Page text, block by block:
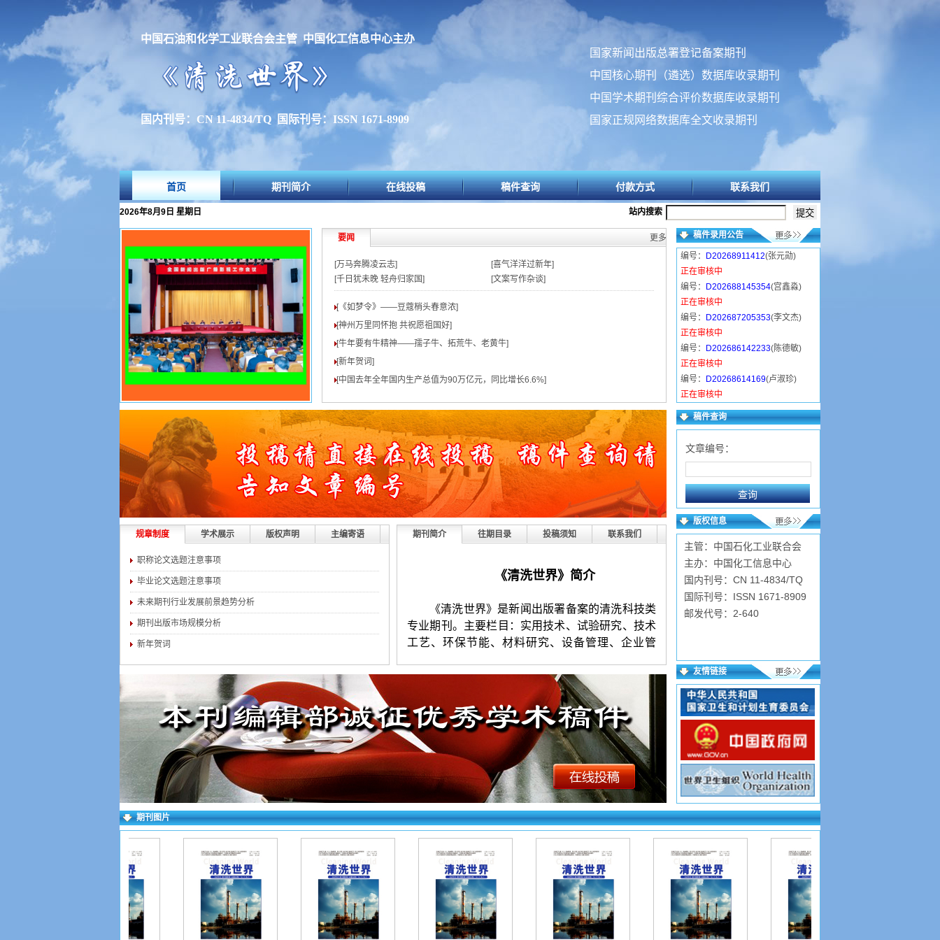
中国石油和化学工业联合会主管 中国化工信息中心主办
国内刊号：CN 11-4834/TQ 国际刊号：ISSN 1671-8909
国家新闻出版总署登记备案期刊
中国核心期刊（遴选）数据库收录期刊
中国学术期刊综合评价数据库收录期刊
国家正规网络数据库全文收录期刊
首页 期刊简介 在线投稿 稿件查询 付款方式 联系我们
2026年8月9日 星期日 站内搜索
要闻 更多>>
[万马奔腾凌云志]
[喜气洋洋过新年]
[千日犹未晚 轻舟归家国]
[文案写作杂谈]
[《如梦令》——豆蔻梢头春意浓]
[神州万里同怀抱 共祝愿祖国好]
[牛年要有牛精神——孺子牛、拓荒牛、老黄牛]
[新年贺词]
[中国去年全年国内生产总值为90万亿元，同比增长6.6%]
稿件录用公告
编号： D20268911412(张元勋)
正在审核中
编号：
D202688145354(宫鑫淼)
正在审核中
编号：
D202687205353(李文杰)
正在审核中
编号：
D202686142233(陈德敏)
正在审核中
编号：
D20268614169(卢淑珍)
正在审核中
编号：D202685213010(汪舒仪)
正在审核中
已录用
已录用
编号：D202684153942(卫东丽)
正在审核中
编号：D202684124721(常金萍)
已录用
稿件查询
文章编号：
规章制度 学术展示 版权声明 主编寄语
职称论文选题注意事项
毕业论文选题注意事项
未来期刊行业发展前景趋势分析
期刊出版市场规模分析
新年贺词
期刊简介 往期目录 投稿须知 联系我们
《清洗世界》简介
《清洗世界》是新闻出版署备案的清洗科技类
专业期刊。主要栏目：实用技术、试验研究、技术
工艺、环保节能、材料研究、设备管理、企业管
《清洗世界》投稿须知：
1.投稿要求：观点新颖，层次清楚，语言简
练。字数以4800-8000字符（3版起发）为宜。署名
不超过3人。第一作者附简介（性别、出生年月、
民族、籍贯、学历、职称、研究方向等）。来稿保
证无抄袭，严禁一稿多投。编辑部有权对录用稿件
进行适当修删。
2.投稿方法：网站首页点击“在线投稿”，逐项
填写（作者姓名只写第一作者），上传word格式文
档。投好在右上角查询，看到名字和编号为成功；
请填写第一作者姓名（以便查找）。
《清洗世界》杂志【文章快速发表】投稿网址
如下：
版权信息
主管：中国石化工业联合会
主办：中国化工信息中心
国内刊号：CN 11-4834/TQ
国际刊号：ISSN 1671-8909
邮发代号：2-640
友情链接
期刊图片